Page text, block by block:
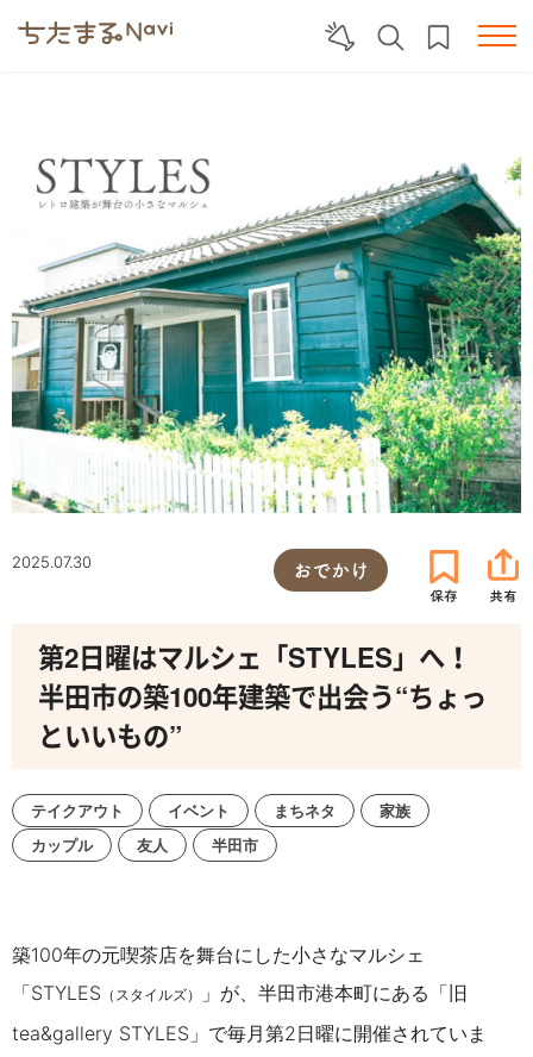
2025.07.30 おでかけ
第2日曜はマルシェ「STYLES」へ！
半田市の築100年建築で出会う“ちょっ
といいもの”
テイクアウト イベント まちネタ
家族
カップル
友人 半田市
築100年の元喫茶店を舞台にした小さなマルシェ
「STYLES （スタイルズ）
」が、半田市港本町にある「旧
tea&gallery STYLES」で毎月第2日曜に開催されていま